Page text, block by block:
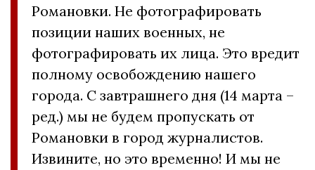
Романовки. Не фотографировать
позиции наших военных, не
фотографировать их лица. Это вредит
полному освобождению нашего
города. С завтрашнего дня (14 марта –
ред.) мы не будем пропускать от
Романовки в город журналистов.
Извините, но это временно! И мы не